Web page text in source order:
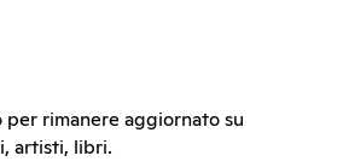
per rimanere aggiornato su
artisti, libri.